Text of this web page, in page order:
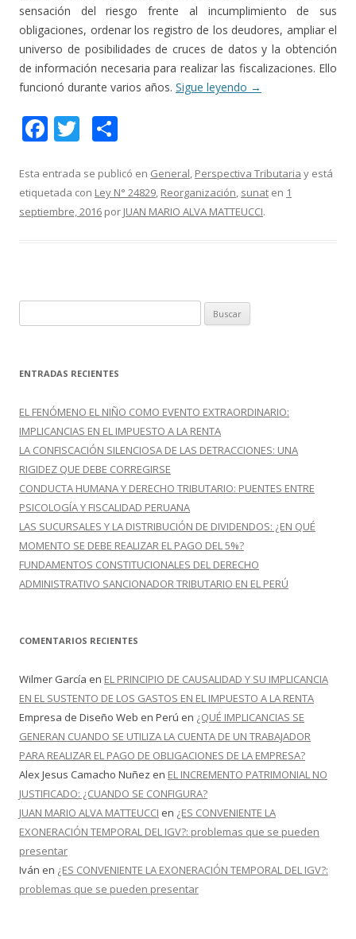
sensación del riesgo frente al incumplimiento de sus
obligaciones, ordenar los registro de los deudores, ampliar el
universo de posibilidades de cruces de datos y la obtención
de información necesaria para realizar las fiscalizaciones. Ello
funcionó durante varios años. Sigue leyendo →
F
e
b
T
itt
er
m
p
Esta entrada se publicó en General, Perspectiva Tributaria y está
etiquetada con Ley N° 24829, Reorganización, sunat en 1
septiembre, 2016 por JUAN MARIO ALVA MATTEUCCI.
u
c
r
:
ENTRADAS RECIENTES
EL FENÓMENO EL NIÑO COMO EVENTO EXTRAORDINARIO:
IMPLICANCIAS EN EL IMPUESTO A LA RENTA
LA CONFISCACIÓN SILENCIOSA DE LAS DETRACCIONES: UNA
RIGIDEZ QUE DEBE CORREGIRSE
CONDUCTA HUMANA Y DERECHO TRIBUTARIO: PUENTES ENTRE
PSICOLOGÍA Y FISCALIDAD PERUANA
LAS SUCURSALES Y LA DISTRIBUCIÓN DE DIVIDENDOS: ¿EN QUÉ
MOMENTO SE DEBE REALIZAR EL PAGO DEL 5%?
FUNDAMENTOS CONSTITUCIONALES DEL DERECHO
ADMINISTRATIVO SANCIONADOR TRIBUTARIO EN EL PERÚ
COMENTARIOS RECIENTES
Wilmer García en EL PRINCIPIO DE CAUSALIDAD Y SU IMPLICANCIA
EN EL SUSTENTO DE LOS GASTOS EN EL IMPUESTO A LA RENTA
Empresa de Diseño Web en Perú en ¿QUÉ IMPLICANCIAS SE
GENERAN CUANDO SE UTILIZA LA CUENTA DE UN TRABAJADOR
PARA REALIZAR EL PAGO DE OBLIGACIONES DE LA EMPRESA?
Alex Jesus Camacho Nuñez en EL INCREMENTO PATRIMONIAL NO
JUSTIFICADO: ¿CUANDO SE CONFIGURA?
JUAN MARIO ALVA MATTEUCCI en ¿ES CONVENIENTE LA
EXONERACIÓN TEMPORAL DEL IGV?: problemas que se pueden
presentar
Iván en ¿ES CONVENIENTE LA EXONERACIÓN TEMPORAL DEL IGV?:
problemas que se pueden presentar